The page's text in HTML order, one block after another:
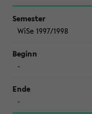
WiSe 1997/1998
-
-